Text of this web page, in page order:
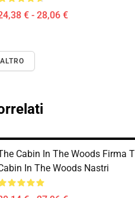
€ - 28,06 €
Cabin In The Woods Firma
In The Woods Nastri